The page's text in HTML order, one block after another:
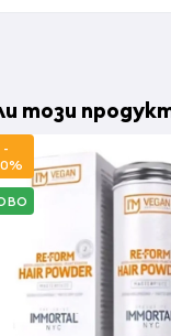
този
-